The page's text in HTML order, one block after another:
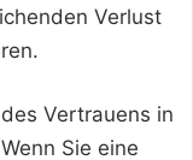
Verlust
Vertrauens in
Sie eine